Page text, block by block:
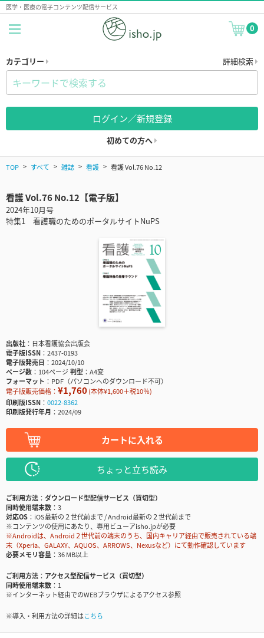
医学・医療の電子コンテンツ配信サービス
0
カテゴリー 詳細検索
ログイン／新規登録
初めての方へ
TOP すべて 雑誌 看護 看護 Vol.76 No.12
看護 Vol.76 No.12【電子版】
2024年10月号
特集1 看護職のためのポータルサイトNuPS
出版社
日本看護協会出版会
電子版ISSN
2437-0193
電子版発売日
2024/10/10
ページ数
104ページ判型
A4変
フォーマット
PDF（パソコンへのダウンロード不可）
電子版販売価格： ¥1,760(本体¥1,600＋税10％)
印刷版ISSN
0022-8362
印刷版発行年月
2024/09
カートに入れる
ちょっと立ち読み
ご利用方法
ダウンロード型配信サービス（買切型）
同時使用端末数
3
対応OS
iOS最新の２世代前まで / Android最新の２世代前まで
※コンテンツの使用にあたり、専用ビューアisho.jpが必要
※Androidは、Android２世代前の端末のうち、国内キャリア経由で販売されている端
末（Xperia、GALAXY、AQUOS、ARROWS、Nexusなど）にて動作確認しています
必要メモリ容量
36 MB以上
ご利用方法
アクセス型配信サービス（買切型）
同時使用端末数
1
※インターネット経由でのWEBブラウザによるアクセス参照
※導入・利用方法の詳細はこちら